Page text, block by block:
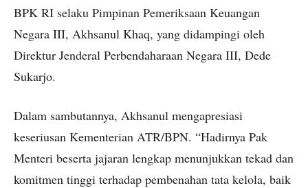
BPK RI selaku Pimpinan Pemeriksaan Keuangan
Negara III, Akhsanul Khaq, yang didampingi oleh
Direktur Jenderal Perbendaharaan Negara III, Dede
Sukarjo.
Dalam sambutannya, Akhsanul mengapresiasi
keseriusan Kementerian ATR/BPN. “Hadirnya Pak
Menteri beserta jajaran lengkap menunjukkan tekad dan
komitmen tinggi terhadap pembenahan tata kelola, baik